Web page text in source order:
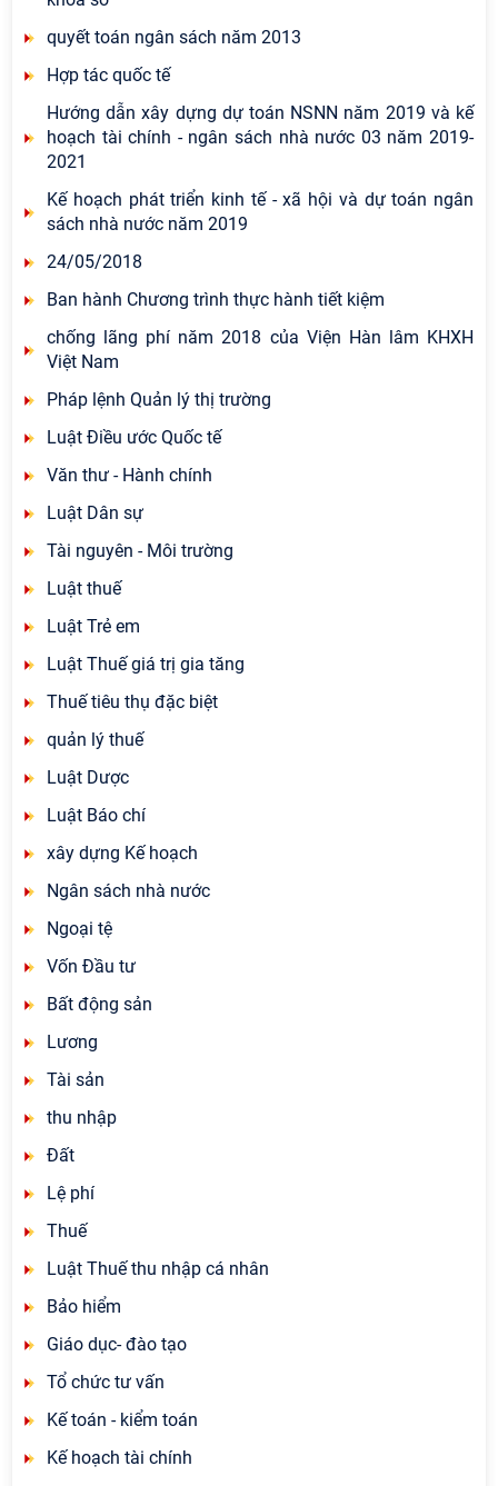
quyết toán ngân sách năm 2013
Hợp tác quốc tế
Hướng dẫn xây dựng dự toán NSNN năm 2019 và kế
hoạch tài chính - ngân sách nhà nước 03 năm 2019-
2021
Kế hoạch phát triển kinh tế - xã hội và dự toán ngân
sách nhà nước năm 2019
24/05/2018
Ban hành Chương trình thực hành tiết kiệm
chống lãng phí năm 2018 của Viện Hàn lâm KHXH
Việt Nam
Pháp lệnh Quản lý thị trường
Luật Điều ước Quốc tế
Văn thư - Hành chính
Luật Dân sự
Tài nguyên - Môi trường
Luật thuế
Luật Trẻ em
Luật Thuế giá trị gia tăng
Thuế tiêu thụ đặc biệt
quản lý thuế
Luật Dược
Luật Báo chí
xây dựng Kế hoạch
Ngân sách nhà nước
Ngoại tệ
Vốn Đầu tư
Bất động sản
Lương
Tài sản
thu nhập
Đất
Lệ phí
Thuế
Luật Thuế thu nhập cá nhân
Bảo hiểm
Giáo dục- đào tạo
Tổ chức tư vấn
Kế toán - kiểm toán
Kế hoạch tài chính